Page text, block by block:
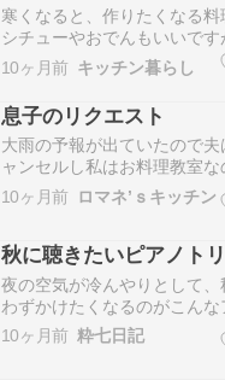
寒くなると、作りたくなる
シチューやおでんもいいで
感じる頃になると作りたく
りんごの重ね煮」です。 砂
のの甘みをじっくり引き出
間に立ち上るふんわり甘い
10ヶ月前 キッチン暮らし
息子のリクエスト
大雨の予報が出ていたので
ャンセルし私はお料理教室
夫に送って貰う事にしまし
小降りお教室のお玄関の前
途中で息子から(本日も宜し
10ヶ月前 ロマネ’ｓキッチン
秋に聴きたいピアノト
夜の空気が冷んやりとして
わずかけたくなるのがこん
のジャズドラマー、ジョル
リーダーのピアノトリオ「
10ヶ月前 粋七日記